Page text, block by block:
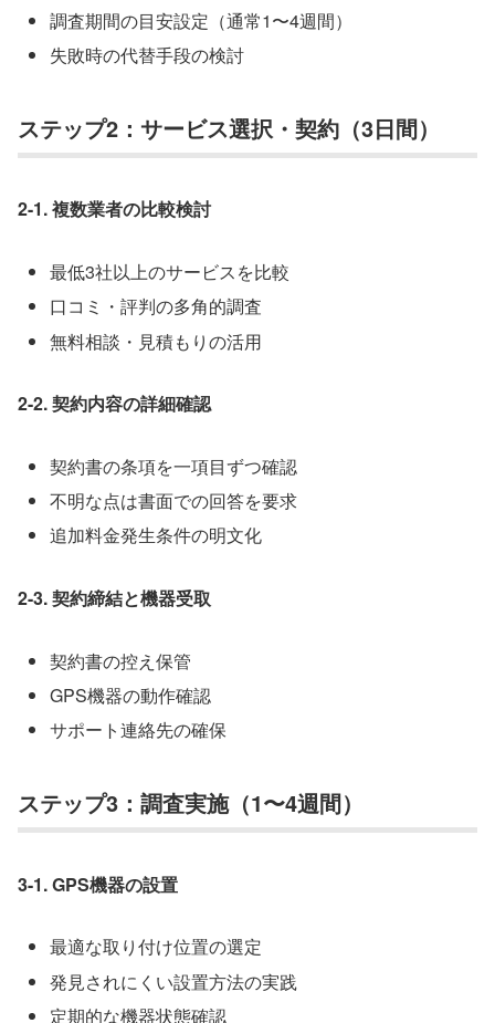
調査期間の目安設定（通常1〜4週間）
失敗時の代替手段の検討
ステップ2：サービス選択・契約（3日間）
2-1. 複数業者の比較検討
最低3社以上のサービスを比較
口コミ・評判の多角的調査
無料相談・見積もりの活用
2-2. 契約内容の詳細確認
契約書の条項を一項目ずつ確認
不明な点は書面での回答を要求
追加料金発生条件の明文化
2-3. 契約締結と機器受取
契約書の控え保管
GPS機器の動作確認
サポート連絡先の確保
ステップ3：調査実施（1〜4週間）
3-1. GPS機器の設置
最適な取り付け位置の選定
発見されにくい設置方法の実践
定期的な機器状態確認